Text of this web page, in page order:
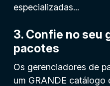
especializadas...
3. Confie no seu
pacotes
Os gerenciadores de
um GRANDE catálogo